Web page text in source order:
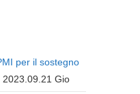
per il sostegno
2023.09.21 Gio